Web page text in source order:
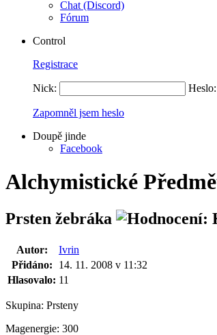
Chat (Discord)
Fórum
Control
Registrace
Nick: Heslo:
Zapomněl jsem heslo
Doupě jinde
Facebook
Alchymistické
Prsten žebráka
Autor:
Ivrin
Přidáno:
14. 11. 2008 v 11:32
Hlasovalo: 11
Skupina: Prsteny
Magenergie: 300